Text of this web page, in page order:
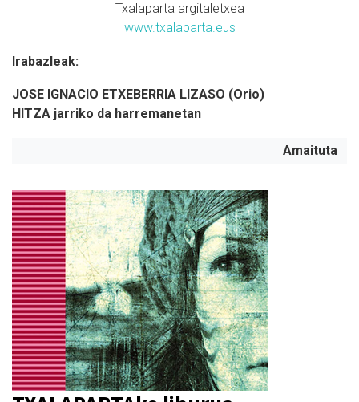
Txalaparta argitaletxea
www.txalaparta.eus
Irabazleak:
JOSE IGNACIO ETXEBERRIA LIZASO (Orio)
HITZA jarriko da harremanetan
Amaituta